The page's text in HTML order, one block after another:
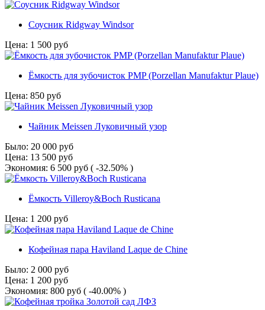
Соусник Ridgway Windsor
Цена: 1 500 руб
Ёмкость для зубочисток PMP (Porzellan Manufaktur Plaue)
Цена: 850 руб
Чайник Meissen Луковичный узор
Было: 20 000 руб
Цена: 13 500 руб
Экономия: 6 500 руб ( -32.50% )
Ёмкость Villeroy&Boch Rusticana
Цена: 1 200 руб
Кофейная пара Haviland Laque de Chine
Было: 2 000 руб
Цена: 1 200 руб
Экономия: 800 руб ( -40.00% )